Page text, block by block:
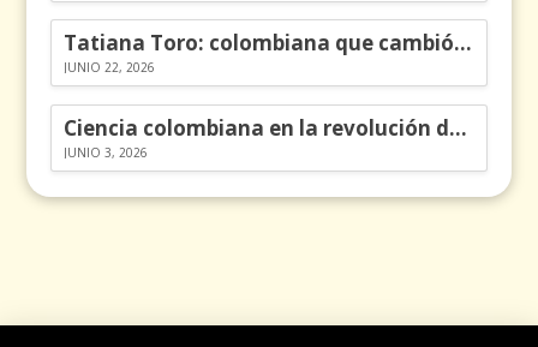
Tatiana Toro: colombiana que cambió la historia de las matemáticas
JUNIO 22, 2026
Ciencia colombiana en la revolución de los órganos en chips
JUNIO 3, 2026